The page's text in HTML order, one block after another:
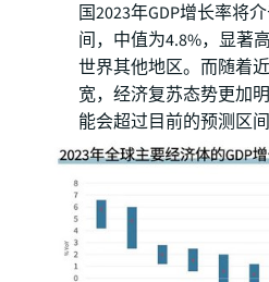
国2023年GDP增长率将
间，中值为4.8%，显著
世界其他地区。而随着
宽，经济复苏态势更加
能会超过目前的预测区间